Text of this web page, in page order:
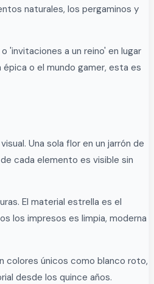
naturales, los pergaminos y
'invitaciones a un reino' en lugar
o el mundo gamer, esta es
Una sola flor en un jarrón de
cada elemento es visible sin
El material estrella es el
los impresos es limpia, moderna
colores únicos como blanco roto,
desde los quince años.